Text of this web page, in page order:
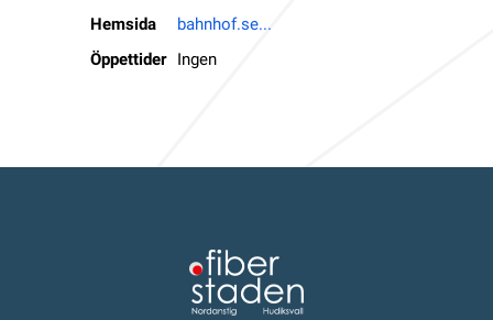
Hemsida bahnhof.se...
Öppettider Ingen